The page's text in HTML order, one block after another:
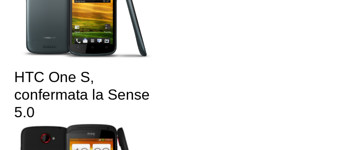
HTC One S,
confermata la Sense
5.0